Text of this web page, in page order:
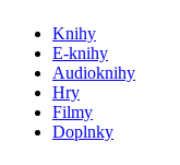
Knihy
E-knihy
Audioknihy
Hry
Filmy
Doplnky